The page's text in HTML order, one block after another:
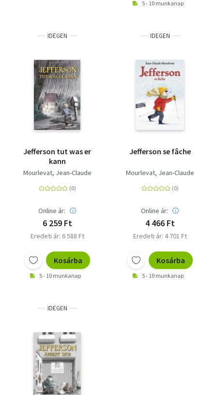
5 - 10 munkanap
IDEGEN
Jefferson tut was er
kann
Mourlevat, Jean-Claude
Online ár:
6 259 Ft
Eredeti ár: 6 588 Ft
Kosárba
5 - 10 munkanap
IDEGEN
Jefferson se fâche
Mourlevat, Jean-Claude
Online ár:
4 466 Ft
Eredeti ár: 4 701 Ft
Kosárba
5 - 10 munkanap
IDEGEN